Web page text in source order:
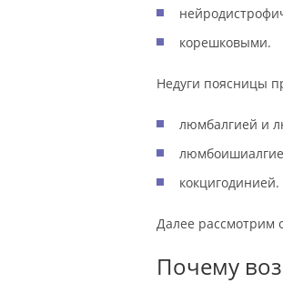
корешковыми.
Недуги поясницы
люмбалгией и
кокцигодинией.
Далее рассмотрим
Почему